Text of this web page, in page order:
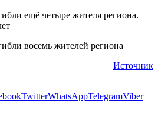
ещё четыре жителя региона.
восемь жителей региона
Источник
TwitterWhatsAppTelegramViber